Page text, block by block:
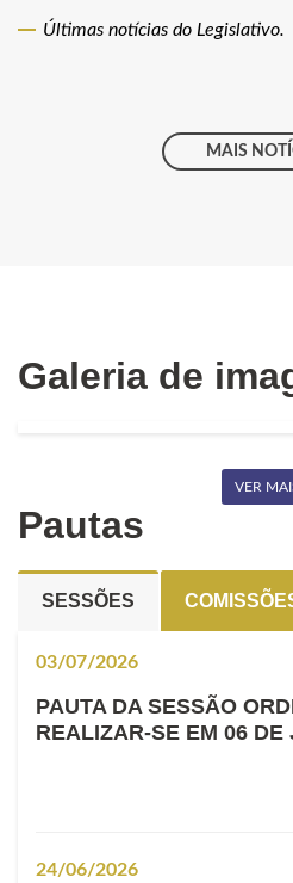
Últimas notícias do Legislativo.
MAIS
Galeria de
VER
Pautas
SESSÕES
03/07/2026
PAUTA DA SESSÃO
REALIZAR-SE EM 06 DE
24/06/2026